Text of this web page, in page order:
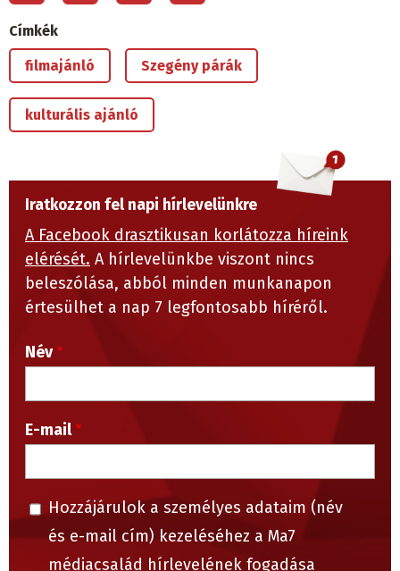
Címkék
filmajánló Szegény párák
kulturális ajánló
Iratkozzon fel napi hírlevelünkre
A Facebook drasztikusan korlátozza híreink
elérését. A hírlevelünkbe viszont nincs
beleszólása, abból minden munkanapon
értesülhet a nap 7 legfontosabb híréről.
Név
E-mail
Hozzájárulok a személyes adataim (név
és e-mail cím) kezeléséhez a Ma7
médiacsalád hírlevelének fogadása